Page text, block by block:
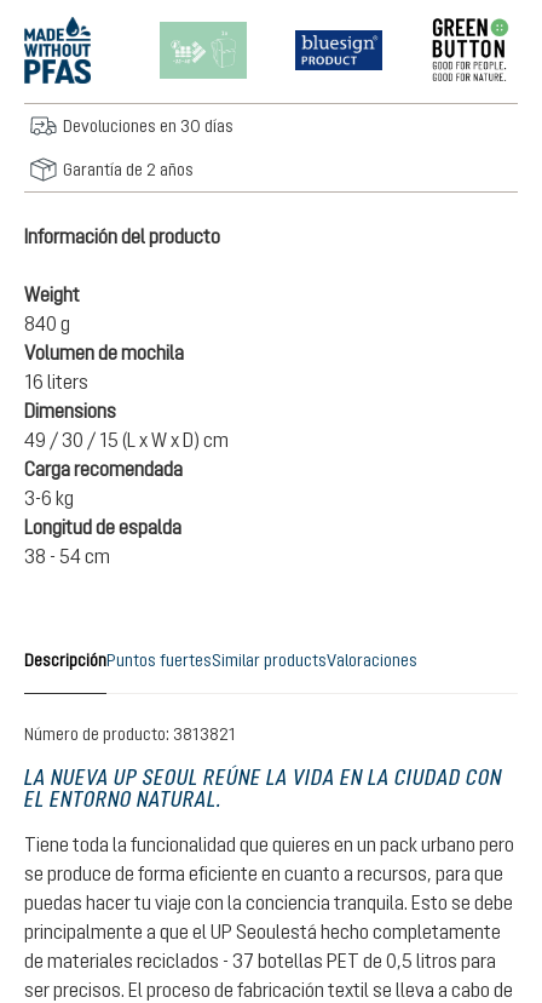
Devoluciones en 30 días
Garantía de 2 años
Información del producto
Weight
840 g
Volumen de mochila
16 liters
Dimensions
49 / 30 / 15 (L x W x D) cm
Carga recomendada
3-6 kg
Longitud de espalda
38 - 54 cm
DescripciónPuntos fuertesSimilar productsValoraciones
Número de producto: 3813821
LA NUEVA UP SEOUL REÚNE LA VIDA EN LA CIUDAD CON
EL ENTORNO NATURAL.
Tiene toda la funcionalidad que quieres en un pack urbano pero
se produce de forma eficiente en cuanto a recursos, para que
puedas hacer tu viaje con la conciencia tranquila. Esto se debe
principalmente a que el UP Seoulestá hecho completamente
de materiales reciclados - 37 botellas PET de 0,5 litros para
ser precisos. El proceso de fabricación textil se lleva a cabo de